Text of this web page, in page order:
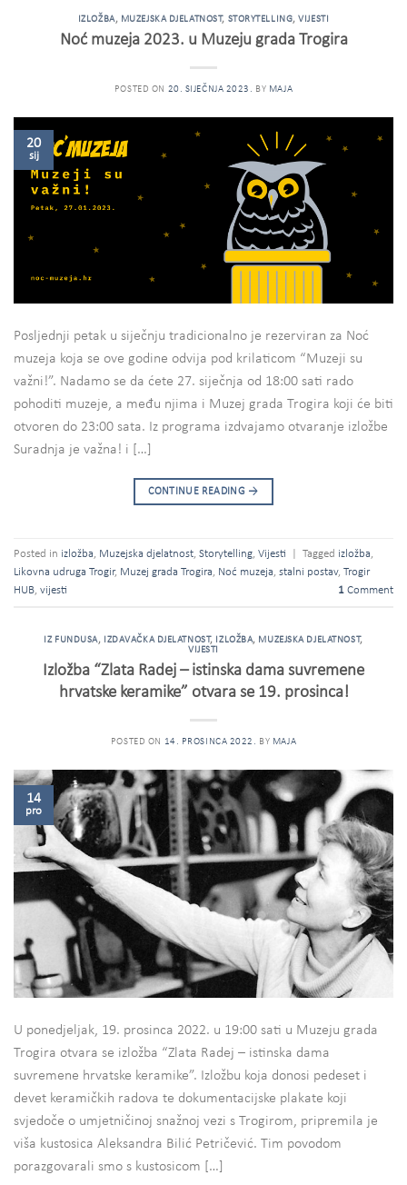
IZLOŽBA, MUZEJSKA DJELATNOST, STORYTELLING,VIJESTI
Noć muzeja 2023. u Muzeju grada Trogira
POSTED ON 20. SIJEČNJA 2023. BY MAJA
20
sij
Posljednji petak u siječnju tradicionalno je rezerviran za Noć
muzeja koja se ove godine odvija pod krilaticom “Muzeji su
važni!”. Nadamo se da ćete 27. siječnja od 18:00 sati rado
pohoditi muzeje, a među njima i Muzej grada Trogira koji će biti
otvoren do 23:00 sata. Iz programa izdvajamo otvaranje izložbe
Suradnja je važna! i […]
CONTINUE READING →
Posted in izložba Muzejska djelatnost Storytelling Vijesti Tagged izložba
Likovna udruga Trogir, Muzej grada Trogira Noć muzeja stalni postav, Trogir
HUB vijesti 1 Comment
IZ FUNDUSA, IZDAVAČKA DJELATNOST, IZLOŽBA, MUZEJSKA DJELATNOST,
VIJESTI
Izložba “Zlata Radej – istinska dama suvremene
hrvatske keramike” otvara se 19. prosinca!
POSTED ON 14. PROSINCA 2022. BY MAJA
14
pro
U ponedjeljak, 19. prosinca 2022. u 19:00 sati u Muzeju grada
Trogira otvara se izložba “Zlata Radej – istinska dama
suvremene hrvatske keramike”. Izložbu koja donosi pedeset i
devet keramičkih radova te dokumentacijske plakate koji
svjedoče o umjetničinoj snažnoj vezi s Trogirom, pripremila je
viša kustosica Aleksandra Bilić Petričević. Tim povodom
porazgovarali smo s kustosicom […]